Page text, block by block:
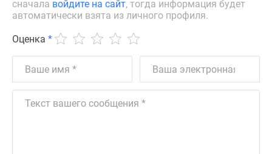
Дзен
Машино-
места
Апартаменты
ипотека
#рассрочка
сначала войдите на сайт, тогда информация будет
автоматически взята из личного профиля.
Оценка *